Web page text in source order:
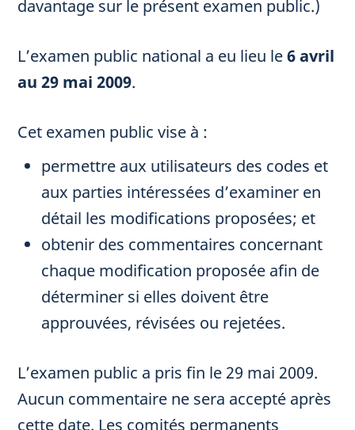
davantage sur le présent examen public.)
L’examen public national a eu lieu le6 avril
au 29 mai 2009.
Cet examen public vise à :
permettre aux utilisateurs des codes et
aux parties intéressées d’examiner en
détail les modifications proposées; et
obtenir des commentaires concernant
chaque modification proposée afin de
déterminer si elles doivent être
approuvées, révisées ou rejetées.
L’examen public a pris fin le 29 mai 2009.
Aucun commentaire ne sera accepté après
cette date. Les comités permanents